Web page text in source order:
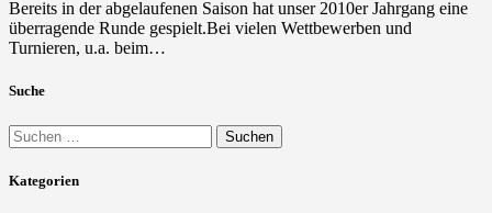
Bereits in der abgelaufenen Saison hat unser 2010er Jahrgang eine
überragende Runde gespielt.Bei vielen Wettbewerben und
Turnieren, u.a. beim…
Suche
Suchen
nach:
Kategorien